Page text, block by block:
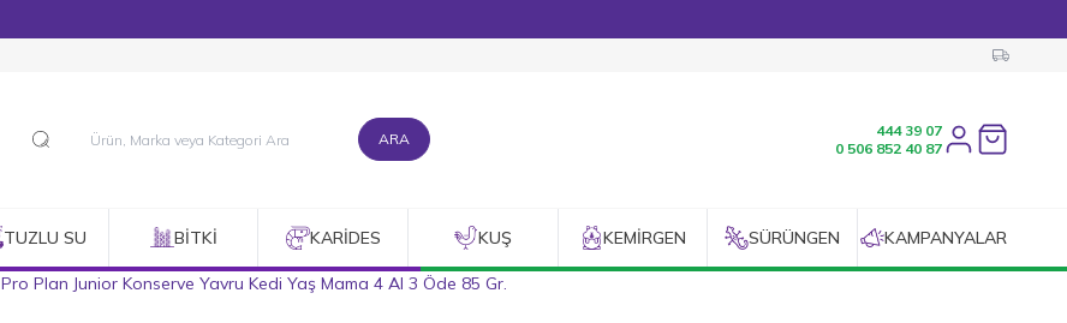
ARA
444 39 07
0 506 852 40 87
Favorilerim
TUZLU SU BITKI KARIDES KUŞ KEMIRGEN SÜRÜNGEN KAMPANYALAR
Pro Plan Junior Konserve Yavru Kedi Yaş Mama 4 Al 3 Öde 85 Gr.